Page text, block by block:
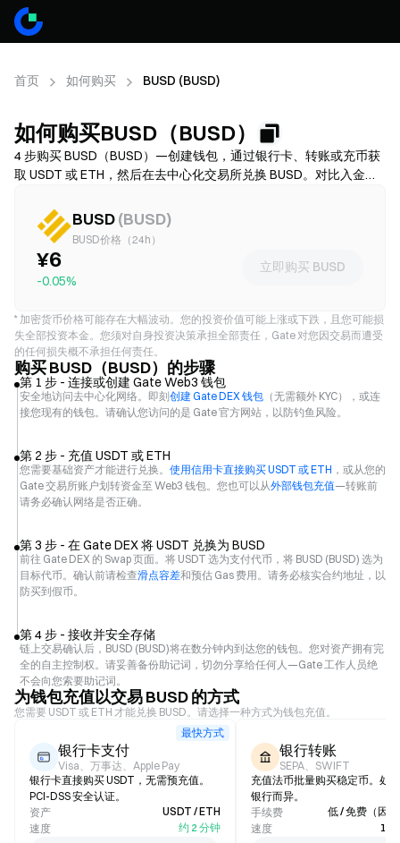
首页 如何购买 BUSD (BUSD)
如何购买BUSD（BUSD）
4 步购买 BUSD（BUSD）—创建钱包，通过银行卡、转账或充币获
取 USDT 或 ETH，然后在去中心化交易所兑换 BUSD。对比入金方
费用和可用性因网络和服务商而异。
BUSD(BUSD)
BUSD价格（24h）
¥6
-0.05%
立即购买 BUSD
* 加密货币价格可能存在大幅波动。您的投资价值可能上涨或下跌，且您可能损
失全部投资本金。您须对自身投资决策承担全部责任，Gate 对您因交易而遭受
的任何损失概不承担任何责任。
购买 BUSD（BUSD）的步骤
第 1 步 - 连接或创建 Gate Web3 钱包
安全地访问去中心化网络。即刻创建 Gate DEX 钱包 （无需额外 KYC），或连
接您现有的钱包。请确认您访问的是 Gate 官方网站，以防钓鱼风险。
第 2 步 - 充值 USDT 或 ETH
您需要基础资产才能进行兑换。 使用信用卡直接购买 USDT 或 ETH ，或从您的
Gate 交易所账户划转资金至 Web3 钱包。您也可以从外部钱包充值—转账前
请务必确认网络是否正确。
第 3 步 - 在 Gate DEX 将 USDT 兑换为 BUSD
前往 Gate DEX 的 Swap 页面。将 USDT 选为支付代币，将 BUSD (BUSD) 选为
目标代币。确认前请检查滑点容差和预估 Gas 费用。请务必核实合约地址，以
防买到假币。
第 4 步 - 接收并安全存储
链上交易确认后，BUSD (BUSD)将在数分钟内到达您的钱包。您对资产拥有完
全的自主控制权。请妥善备份助记词，切勿分享给任何人—Gate 工作人员绝
不会向您索要助记词。
为钱包充值以交易 BUSD 的方式
您需要 USDT 或 ETH 才能兑换 BUSD。请选择一种方式为钱包充值。
最快方式
银行卡支付
Visa、万事达、Apple Pay
银行卡直接购买 USDT，无需预充值。
PCI-DSS 安全认证。
资产
USDT / ETH
速度
约 2 分钟
银行转账
SEPA、SWIFT
充值法币批量购买稳定币。处
银行而异。
手续费
低 / 免费（因
速度